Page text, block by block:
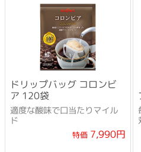
ドリップバッグ コロンビ
ア 120袋
適度な酸味で口当たりマイル
ド
特価7,990円